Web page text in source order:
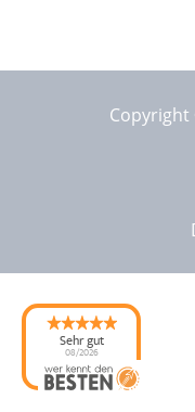
Sehr gut
08/2026
Copyright